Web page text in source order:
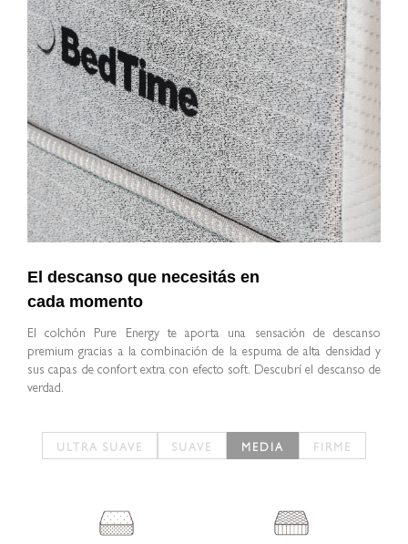
El descanso que necesitás en
cada momento
El colchón Pure Energy te aporta una sensación de descanso
premium gracias a la combinación de la espuma de alta densidad y
sus capas de confort extra con efecto soft. Descubrí el descanso de
verdad.